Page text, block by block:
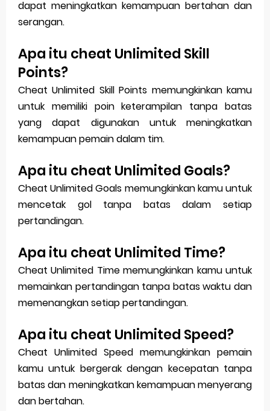
dapat meningkatkan kemampuan bertahan dan
serangan.
Apa itu cheat Unlimited Skill
Points?
Cheat Unlimited Skill Points memungkinkan kamu
untuk memiliki poin keterampilan tanpa batas
yang dapat digunakan untuk meningkatkan
kemampuan pemain dalam tim.
Apa itu cheat Unlimited Goals?
Cheat Unlimited Goals memungkinkan kamu untuk
mencetak gol tanpa batas dalam setiap
pertandingan.
Apa itu cheat Unlimited Time?
Cheat Unlimited Time memungkinkan kamu untuk
memainkan pertandingan tanpa batas waktu dan
memenangkan setiap pertandingan.
Apa itu cheat Unlimited Speed?
Cheat Unlimited Speed memungkinkan pemain
kamu untuk bergerak dengan kecepatan tanpa
batas dan meningkatkan kemampuan menyerang
dan bertahan.